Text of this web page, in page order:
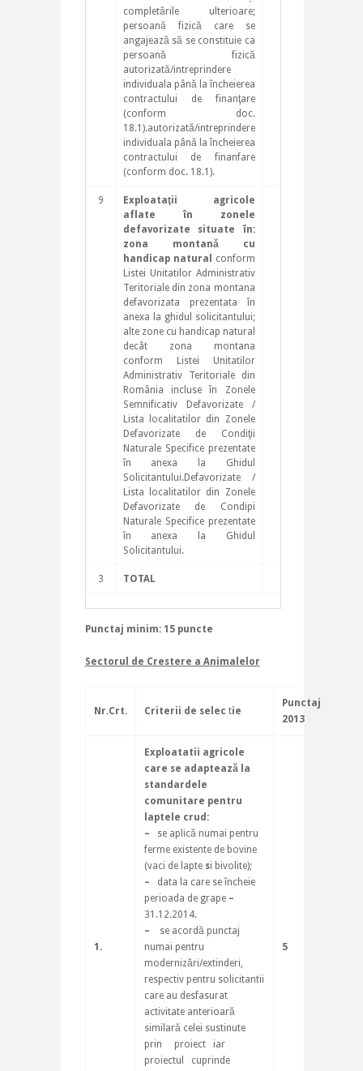
completările ulterioare;
persoană fizică care se
angajează să se constituie ca
persoană fizică
autorizată/intreprindere
individuala până la încheierea
contractului de finanţare
(conform doc.
18.1).autorizată/intreprindere
individuala până la încheierea
contractului de finanfare
(conform doc. 18.1).
9
Exploataţii agricole
aflate în zonele
defavorizate situate în:
zona montană cu
handicap natural
conform
Listei Unitatilor Administrativ
Teritoriale din zona montana
defavorizata prezentata în
anexa la ghidul solicitantului;
alte zone cu handicap natural
decât zona montana
conform Listei Unitatilor
Administrativ Teritoriale din
România incluse în Zonele
Semnificativ Defavorizate /
Lista localitatilor din Zonele
Defavorizate de Condiţii
Naturale Specifice prezentate
în anexa la Ghidul
Solicitantului.Defavorizate /
Lista localitatilor din Zonele
Defavorizate de Condipi
Naturale Specifice prezentate
în anexa la Ghidul
Solicitantului.
3 TOTAL
Punctaj minim: 15 puncte
Sectorul de Crestere a Animalelor
Nr.Crt. Criterii de selec tie
Punctaj
2013
1.
Exploatatii agricole
care se adaptează la
standardele
comunitare pentru
laptele crud:
–
se aplică numai pentru
ferme existente de bovine
(vaci de lapte si bivolite);
–
data la care se încheie
perioada de grape –
31.12.2014.
–
se acordă punctaj
numai pentru
modernizări/extinderi,
respectiv pentru solicitantii
care au desfasurat
activitate anterioară
similară celei sustinute
prin proiect iar
proiectul cuprinde
5